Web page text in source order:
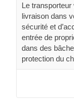
Le
livraison dans
sécurité et
entrée de
dans des
protection du